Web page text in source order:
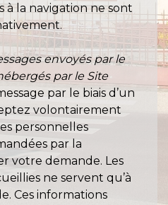
à la navigation ne sont
envoyés par le
par le Site
par le biais d’un
volontairement
personnelles
par la
votre demande. Les
ne servent qu’à
Ces informations